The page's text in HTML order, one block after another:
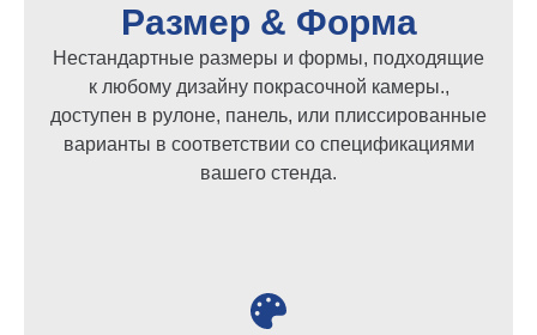
Размер & Форма
Нестандартные размеры и формы, подходящие
к любому дизайну покрасочной камеры.,
доступен в рулоне, панель, или плиссированные
варианты в соответствии со спецификациями
вашего стенда.